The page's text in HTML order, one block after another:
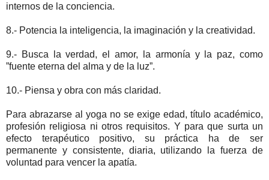
internos de la conciencia.
8.- Potencia la inteligencia, la imaginación y la creatividad.
9.- Busca la verdad, el amor, la armonía y la paz, como
”fuente eterna del alma y de la luz”.
10.- Piensa y obra con más claridad.
Para abrazarse al yoga no se exige edad, título académico,
profesión religiosa ni otros requisitos. Y para que surta un
efecto terapéutico positivo, su práctica ha de ser
permanente y consistente, diaria, utilizando la fuerza de
voluntad para vencer la apatía.